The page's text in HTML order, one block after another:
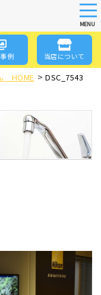
MENU
例 当店について
HOME > DSC_7543